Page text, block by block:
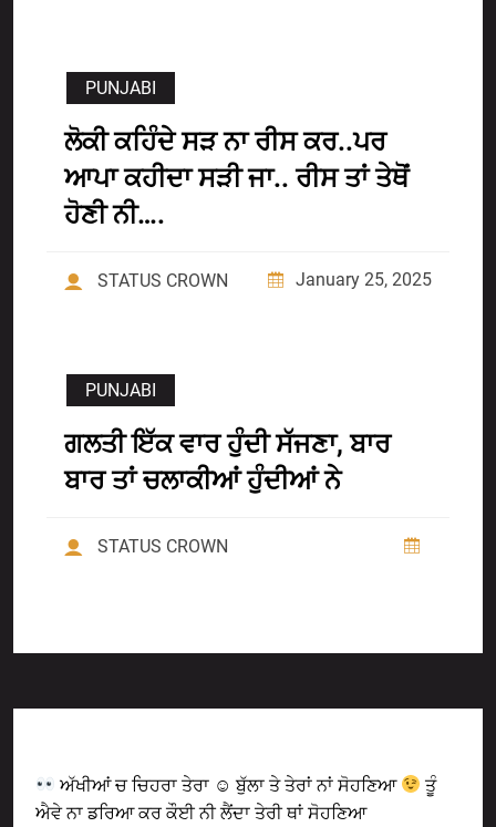
PUNJABI
ਲੋਕੀ ਕਹਿੰਦੇ ਸੜ ਨਾ ਰੀਸ ਕਰ..ਪਰ
ਆਪਾ ਕਹੀਦਾ ਸੜੀ ਜਾ.. ਰੀਸ ਤਾਂ ਤੇਥੋਂ
ਹੋਣੀ ਨੀ….
STATUS CROWN January 25, 2025
PUNJABI
ਗਲਤੀ ਇੱਕ ਵਾਰ ਹੁੰਦੀ ਸੱਜਣਾ, ਬਾਰ
ਬਾਰ ਤਾਂ ਚਲਾਕੀਆਂ ਹੁੰਦੀਆਂ ਨੇ
STATUS CROWN
ਅੱਖੀਆਂ ਚ ਚਿਹਰਾ ਤੇਰਾ ☺ ਬੁੱਲਾ ਤੇ ਤੇਰਾਂ ਨਾਂ ਸੋਹਣਿਆ
ਤੂੰ
ਐਵੇ ਨਾ ਡਰਿਆ ਕਰ ਕੌਈ ਨੀ ਲੈਂਦਾ ਤੇਰੀ ਥਾਂ ਸੋਹਣਿਆ